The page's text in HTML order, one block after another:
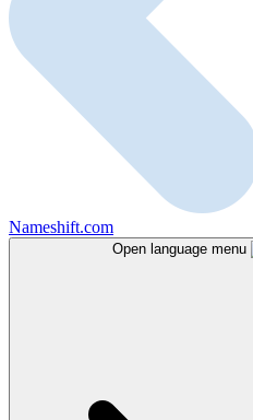
Nameshift.com
Open language menu